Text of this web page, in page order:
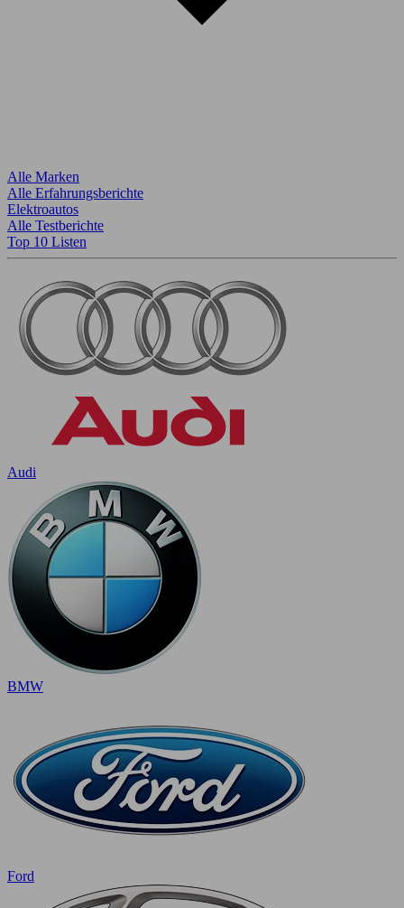
Alle Marken
Alle Erfahrungsberichte
Elektroautos
Alle Testberichte
Top 10 Listen
Audi
BMW
Ford